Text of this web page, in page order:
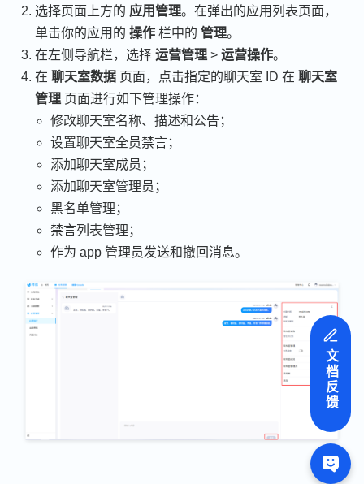
选择页面上方的 应用管理。在弹出的应用列表页面，
单击你的应用的操作 栏中的管理。
在左侧导航栏，选择运营管理 >运营操作。
在聊天室数据 页面，点击指定的聊天室 ID 在聊天室
管理 页面进行如下管理操作：
修改聊天室名称、描述和公告；
设置聊天室全员禁言；
添加聊天室成员；
添加聊天室管理员；
黑名单管理；
禁言列表管理；
作为 app 管理员发送和撤回消息。
文档反馈